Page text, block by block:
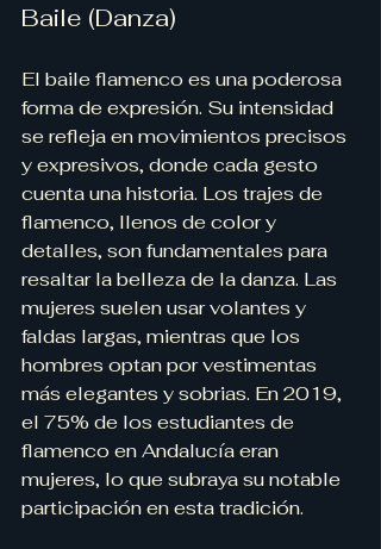
Baile (Danza)
El baile flamenco es una poderosa
forma de expresión. Su intensidad
se refleja en movimientos precisos
y expresivos, donde cada gesto
cuenta una historia. Los trajes de
flamenco, llenos de color y
detalles, son fundamentales para
resaltar la belleza de la danza. Las
mujeres suelen usar volantes y
faldas largas, mientras que los
hombres optan por vestimentas
más elegantes y sobrias. En 2019,
el 75% de los estudiantes de
flamenco en Andalucía eran
mujeres, lo que subraya su notable
participación en esta tradición.